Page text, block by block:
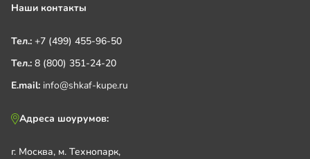
Наши контакты
Тел.: +7 (499) 455-96-50
Тел.: 8 (800) 351-24-20
E.mail: info@shkaf-kupe.ru
Адреса шоурумов:
г. Москва, м. Технопарк,